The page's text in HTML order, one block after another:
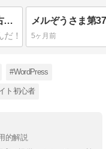
事故物件に住みますか？→マジで中古ドメインとか、やめなよ！
5ヶ月前
#WordPress
ト初心者
的解説